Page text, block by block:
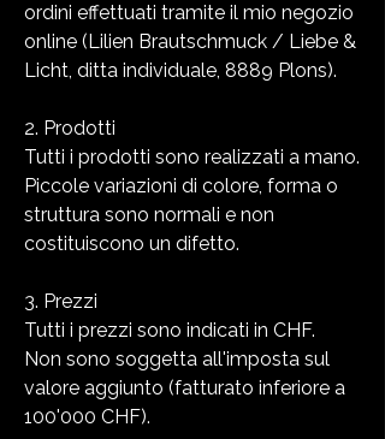
ordini effettuati tramite il mio negozio
online (Lilien Brautschmuck / Liebe &
Licht, ditta individuale, 8889 Plons).
2. Prodotti
Tutti i prodotti sono realizzati a mano.
Piccole variazioni di colore, forma o
struttura sono normali e non
costituiscono un difetto.
3. Prezzi
Tutti i prezzi sono indicati in CHF.
Non sono soggetta all'imposta sul
valore aggiunto (fatturato inferiore a
100'000 CHF).